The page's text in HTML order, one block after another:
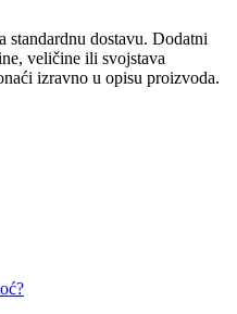
standardnu ​​dostavu. Dodatni
veličine ili svojstava
izravno u opisu proizvoda.